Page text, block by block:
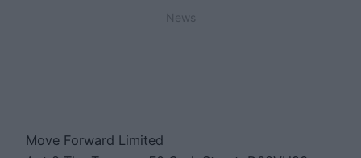
News
Move Forward Limited